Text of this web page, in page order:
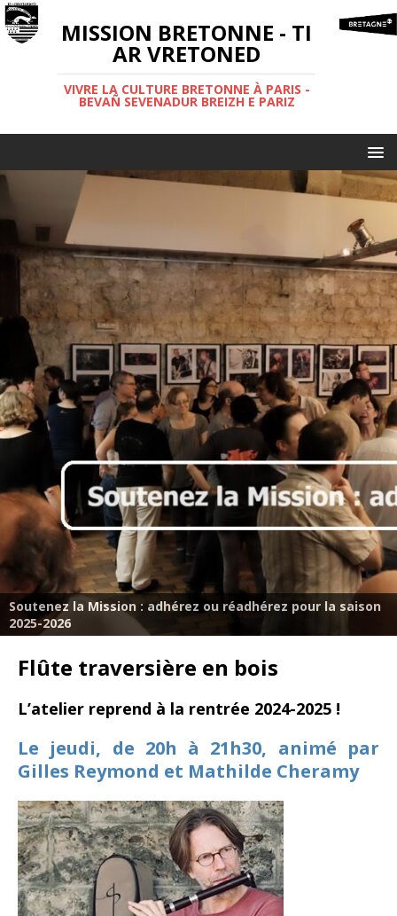
MISSION BRETONNE - TI
AR VRETONED
VIVRE LA CULTURE BRETONNE À PARIS -
BEVAÑ SEVENADUR BREIZH E PARIZ
Soutenez la Mission : adhérez ou réadhérez pour la saison
2025-2026
Flûte traversière en bois
L’atelier reprend à la rentrée 2024-2025 !
Le jeudi, de 20h à 21h30, animé par
Gilles Reymond et Mathilde Cheramy